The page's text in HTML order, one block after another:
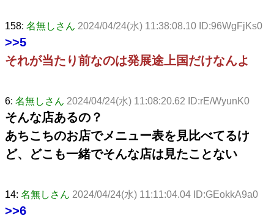
158: 名無しさん 2024/04/24(水) 11:38:08.10 ID:96WgFjKs0
>>5
それが当たり前なのは発展途上国だけなんよ
6: 名無しさん 2024/04/24(水) 11:08:20.62 ID:rE/WyunK0
そんな店あるの？
あちこちのお店でメニュー表を見比べてるけ
ど、どこも一緒でそんな店は見たことない
14: 名無しさん 2024/04/24(水) 11:11:04.04 ID:GEokkA9a0
>>6